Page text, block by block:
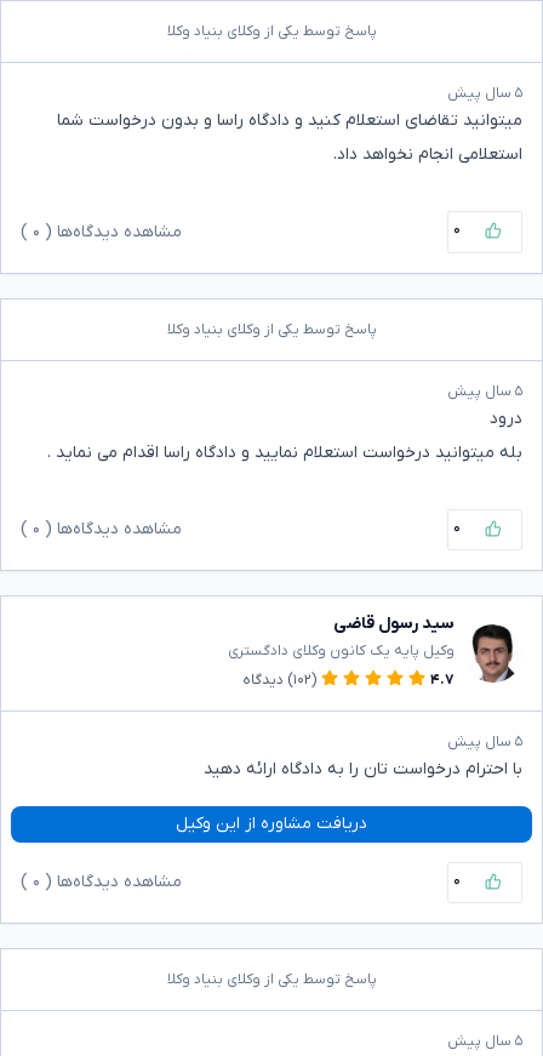
پاسخ توسط یکی از وکلای بنیاد وکلا
۵ سال پیش
میتوانید تقاضای استعلام کنید و دادگاه راسا و بدون درخواست شما
استعلامی انجام نخواهد داد.
۰ مشاهده دیدگاه‌ها ( ۰
پاسخ توسط یکی از وکلای بنیاد وکلا
۵ سال پیش
درود
بله میتوانید درخواست استعلام نمایید و دادگاه راسا اقدام می نماید .
۰ مشاهده دیدگاه‌ها ( ۰
سید رسول قاضی
وکیل پایه یک کانون وکلای دادگستری
۴.۷
(۱۰۲) دیدگاه
۵ سال پیش
با احترام درخواست تان را به دادگاه ارائه دهید
دریافت مشاوره از این وکیل
۰ مشاهده دیدگاه‌ها ( ۰
پاسخ توسط یکی از وکلای بنیاد وکلا
۵ سال پیش